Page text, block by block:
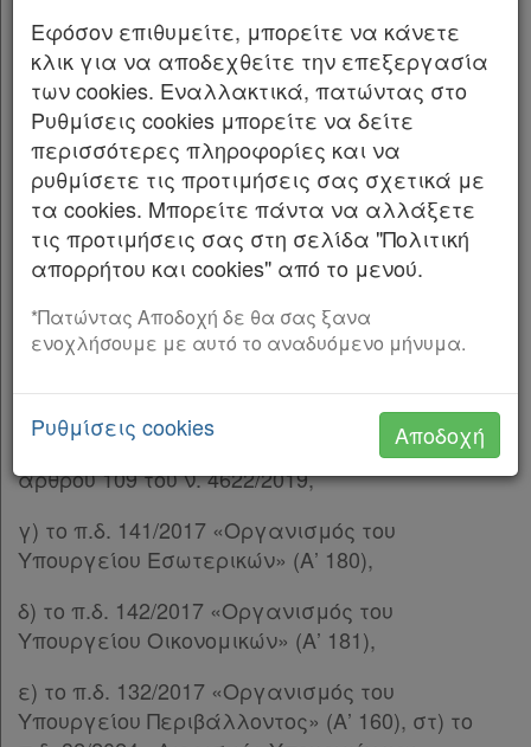
Χρήσιμα
Assistant
Νομολογία
Kodiko
Forum
Κ.Α.Δ.
Διακρατικές
Ελλάδας
(Α’ 209),
β) του άρθρου 109 του ν. 4622/2019 «Επιτελικό
Κράτος: οργάνωση, λειτουργία και
διαφάνεια της Κυβέρνησης, των κυβερνητικών
οργάνων και της κεντρικής δημόσιας
διοίκησης» (Α’ 133), σε συνδυασμό με την
υπ’ αρ. 59/7.2.2020 εγκύκλιο του Υπουργού
Επικρατείας «Οδηγίες εφαρμογής του άρθρου
αρμοδιότητα των Προϊσταμένων Γενικών
Διευθύνσεων των Υπουργείων για την τελική
υπογραφή ατομικών διοικητικών πράξεων» και
την επείγουσα ανάγκη για την έκδοση της
παρούσας πράξης σύμφωνα με την παρ. 3 του
άρθρου 109 του ν. 4622/2019,
γ) το π.δ. 141/2017 «Οργανισμός του
Υπουργείου Εσωτερικών» (Α’ 180),
δ) το π.δ. 142/2017 «Οργανισμός του
Υπουργείου Οικονομικών» (Α’ 181),
ε) το π.δ. 132/2017 «Οργανισμός του
Υπουργείου Περιβάλλοντος» (Α’ 160), στ) το
Εφόσον επιθυμείτε, μπορείτε να κάνετε
κλικ για να αποδεχθείτε την επεξεργασία
των cookies. Εναλλακτικά, πατώντας στο
Ρυθμίσεις cookies μπορείτε να δείτε
περισσότερες πληροφορίες και να
ρυθμίσετε τις προτιμήσεις σας σχετικά με
τα cookies. Μπορείτε πάντα να αλλάξετε
τις προτιμήσεις σας στη σελίδα "Πολιτική
απορρήτου και cookies" από το μενού.
*Πατώντας Αποδοχή δε θα σας ξανα
ενοχλήσουμε με αυτό το αναδυόμενο μήνυμα.
Ρυθμίσεις cookies Αποδοχή